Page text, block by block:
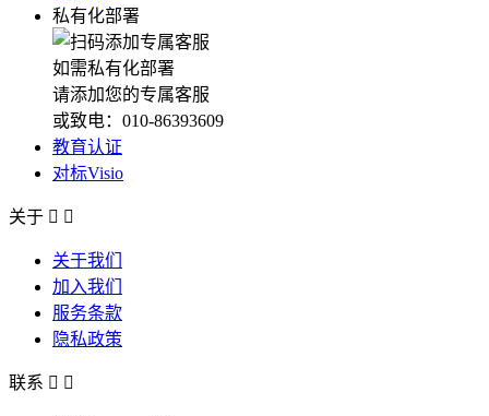
私有化部署
如需私有化部署
请添加您的专属客服
或致电：010-86393609
教育认证
对标Visio
关于  
关于我们
加入我们
服务条款
隐私政策
联系  